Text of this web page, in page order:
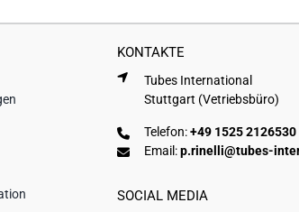
KONTAKTE
Tubes International
Stuttgart (Vetriebsbüro)
Telefon:+49 1525 2126530
Email:p.rinelli@tubes-
SOCIAL MEDIA